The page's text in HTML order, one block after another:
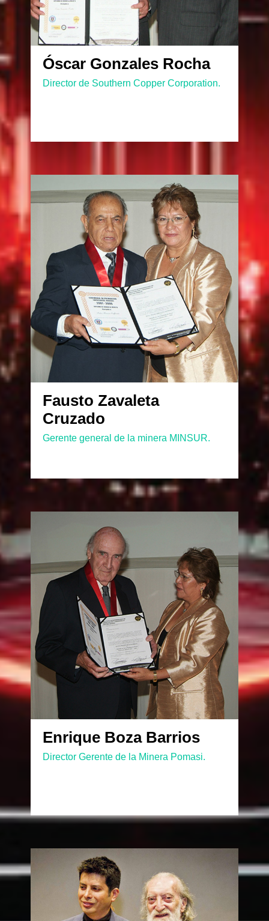
Óscar Gonzales Rocha
Director de Southern Copper Corporation.
Fausto Zavaleta
Cruzado
Gerente general de la minera MINSUR.
Enrique Boza Barrios
Director Gerente de la Minera Pomasi.